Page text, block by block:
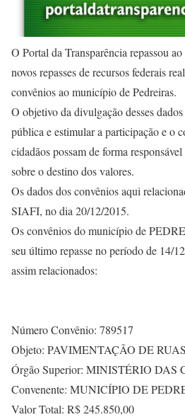
O Portal da Transparência repassou
novos repasses de recursos federais
convênios ao município de Pedreiras.
O objetivo da divulgação desses
pública e estimular a participação e o
cidadãos possam de forma
sobre o destino dos valores.
Os dados dos convênios aqui
SIAFI, no dia 20/12/2015.
Os convênios do município de
seu último repasse no período de 14/
assim relacionados:
Número Convênio: 789517
Objeto: PAVIMENTAÇÃO DE
Órgão Superior: MINISTÉRIO DAS
Convenente: MUNICÍPIO DE
Valor Total: R$ 245.850,00